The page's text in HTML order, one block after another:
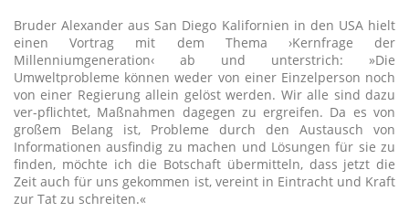
Bruder Alexander aus San Diego Kalifornien in den USA hielt
einen Vortrag mit dem Thema ›Kernfrage der
Millenniumgeneration‹ ab und unterstrich: »Die
Umweltprobleme können weder von einer Einzelperson noch
von einer Regierung allein gelöst werden. Wir alle sind dazu
ver-pflichtet, Maßnahmen dagegen zu ergreifen. Da es von
großem Belang ist, Probleme durch den Austausch von
Informationen ausfindig zu machen und Lösungen für sie zu
finden, möchte ich die Botschaft übermitteln, dass jetzt die
Zeit auch für uns gekommen ist, vereint in Eintracht und Kraft
zur Tat zu schreiten.«